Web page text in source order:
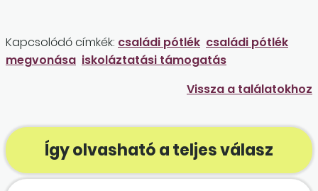
Kapcsolódó címkék: családi pótlék családi pótlék
megvonása iskoláztatási támogatás
Vissza a találatokhoz
Így olvasható a teljes válasz